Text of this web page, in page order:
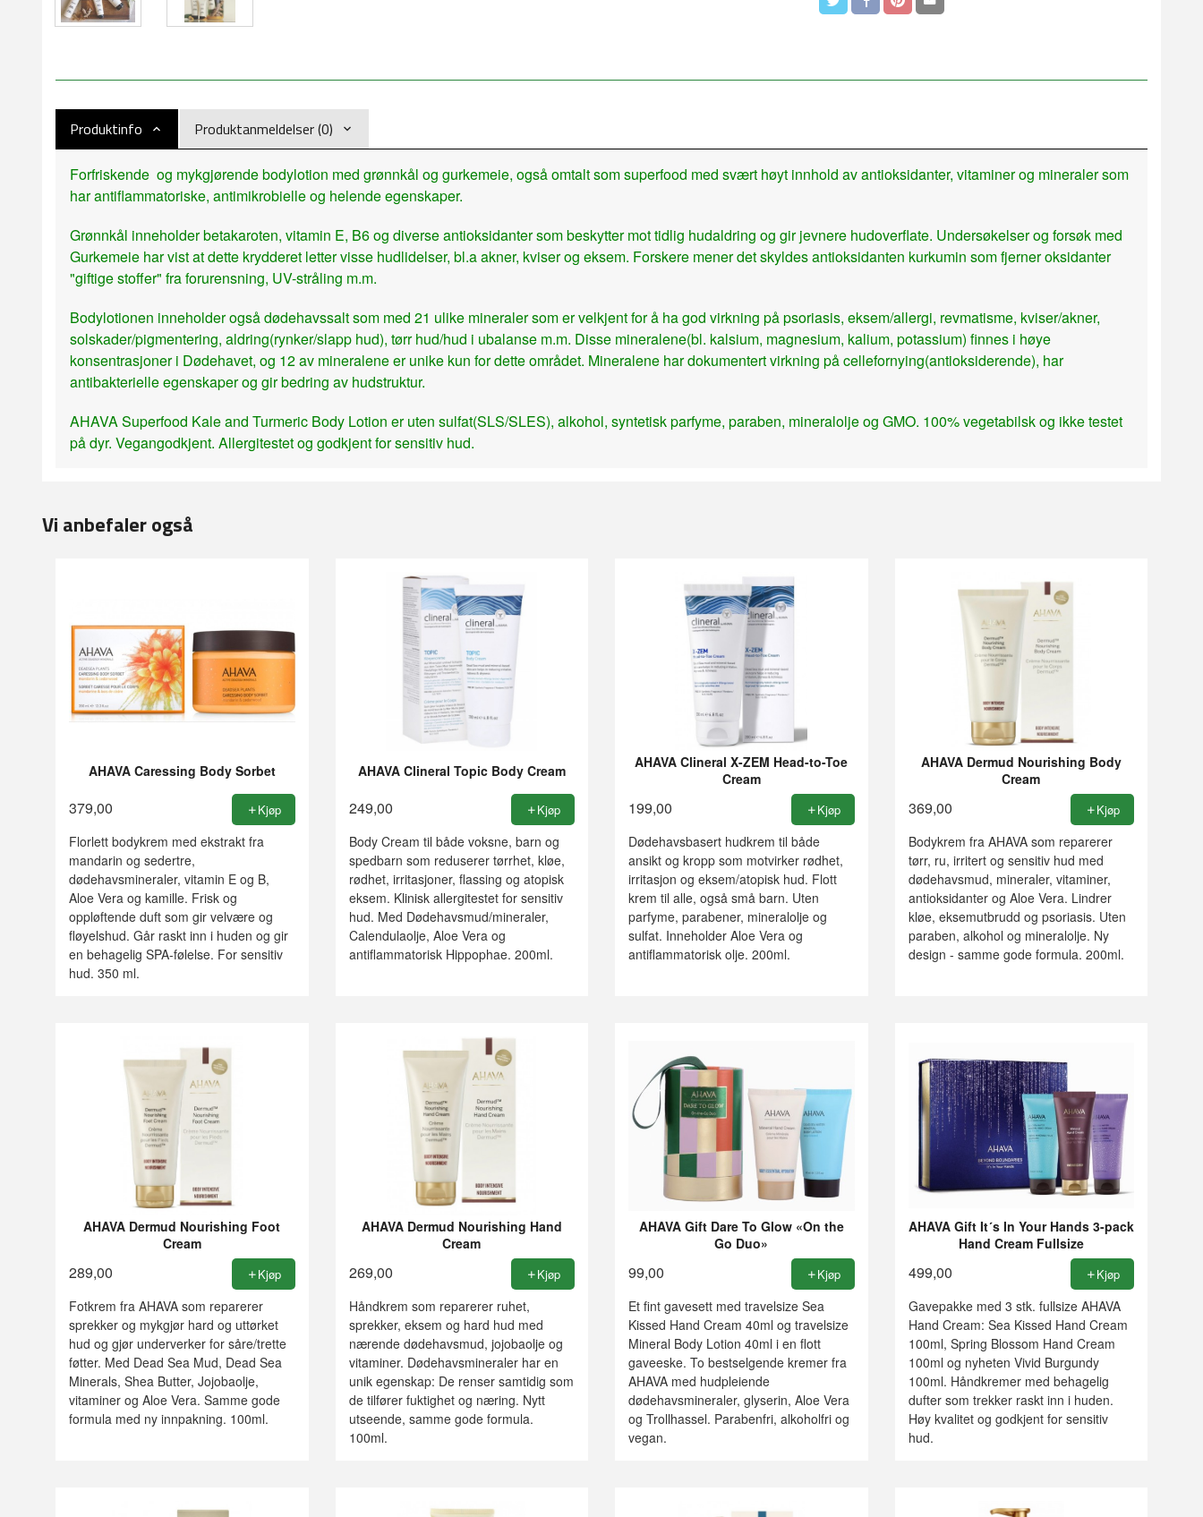
Produktinfo Produktanmeldelser (0)
Forfriskende og mykgjørende bodylotion med grønnkål og gurkemeie, også omtalt som superfood med svært høyt innhold av antioksidanter, vitaminer og mineraler som
har antiflammatoriske, antimikrobielle og helende egenskaper.
Grønnkål inneholder betakaroten, vitamin E, B6 og diverse antioksidanter som beskytter mot tidlig hudaldring og gir jevnere hudoverflate. Undersøkelser og forsøk med
Gurkemeie har vist at dette krydderet letter visse hudlidelser, bl.a akner, kviser og eksem. Forskere mener det skyldes antioksidanten kurkumin som fjerner oksidanter
"giftige stoffer" fra forurensning, UV-stråling m.m.
Bodylotionen inneholder også dødehavssalt som med 21 ulike mineraler som er velkjent for å ha god virkning på psoriasis, eksem/allergi, revmatisme, kviser/akner,
solskader/pigmentering, aldring(rynker/slapp hud), tørr hud/hud i ubalanse m.m. Disse mineralene(bl. kalsium, magnesium, kalium, potassium) finnes i høye
konsentrasjoner i Dødehavet, og 12 av mineralene er unike kun for dette området. Mineralene har dokumentert virkning på cellefornying(antioksiderende), har
antibakterielle egenskaper og gir bedring av hudstruktur.
AHAVA Superfood Kale and Turmeric Body Lotion er uten sulfat(SLS/SLES), alkohol, syntetisk parfyme, paraben, mineralolje og GMO. 100% vegetabilsk og ikke testet
på dyr. Vegangodkjent. Allergitestet og godkjent for sensitiv hud.
Vi anbefaler også
AHAVA Caressing Body Sorbet
379,00 Kjøp
Florlett bodykrem med ekstrakt fra
mandarin og sedertre,
dødehavsmineraler, vitamin E og B,
Aloe Vera og kamille. Frisk og
oppløftende duft som gir velvære og
fløyelshud. Går raskt inn i huden og gir
en behagelig SPA-følelse. For sensitiv
hud. 350 ml.
AHAVA Clineral Topic Body Cream
249,00 Kjøp
Body Cream til både voksne, barn og
spedbarn som reduserer tørrhet, kløe,
rødhet, irritasjoner, flassing og atopisk
eksem. Klinisk allergitestet for sensitiv
hud. Med Dødehavsmud/mineraler,
Calendulaolje, Aloe Vera og
antiflammatorisk Hippophae. 200ml.
AHAVA Clineral X-ZEM Head-to-Toe
Cream
199,00 Kjøp
Dødehavsbasert hudkrem til både
ansikt og kropp som motvirker rødhet,
irritasjon og eksem/atopisk hud. Flott
krem til alle, også små barn. Uten
parfyme, parabener, mineralolje og
sulfat. Inneholder Aloe Vera og
antiflammatorisk olje. 200ml.
AHAVA Dermud Nourishing Body
Cream
369,00 Kjøp
Bodykrem fra AHAVA som reparerer
tørr, ru, irritert og sensitiv hud med
dødehavsmud, mineraler, vitaminer,
antioksidanter og Aloe Vera. Lindrer
kløe, eksemutbrudd og psoriasis. Uten
paraben, alkohol og mineralolje. Ny
design - samme gode formula. 200ml.
AHAVA Dermud Nourishing Foot
Cream
289,00 Kjøp
Fotkrem fra AHAVA som reparerer
sprekker og mykgjør hard og uttørket
hud og gjør underverker for såre/trette
føtter. Med Dead Sea Mud, Dead Sea
Minerals, Shea Butter, Jojobaolje,
vitaminer og Aloe Vera. Samme gode
formula med ny innpakning. 100ml.
AHAVA Dermud Nourishing Hand
Cream
269,00 Kjøp
Håndkrem som reparerer ruhet,
sprekker, eksem og hard hud med
nærende dødehavsmud, jojobaolje og
vitaminer. Dødehavsmineraler har en
unik egenskap: De renser samtidig som
de tilfører fuktighet og næring. Nytt
utseende, samme gode formula.
100ml.
AHAVA Gift Dare To Glow «On the
Go Duo»
99,00 Kjøp
Et fint gavesett med travelsize Sea
Kissed Hand Cream 40ml og travelsize
Mineral Body Lotion 40ml i en flott
gaveeske. To bestselgende kremer fra
AHAVA med hudpleiende
dødehavsmineraler, glyserin, Aloe Vera
og Trollhassel. Parabenfri, alkoholfri og
vegan.
AHAVA Gift It´s In Your Hands 3-pack
Hand Cream Fullsize
499,00 Kjøp
Gavepakke med 3 stk. fullsize AHAVA
Hand Cream: Sea Kissed Hand Cream
100ml, Spring Blossom Hand Cream
100ml og nyheten Vivid Burgundy
100ml. Håndkremer med behagelig
dufter som trekker raskt inn i huden.
Høy kvalitet og godkjent for sensitiv
hud.